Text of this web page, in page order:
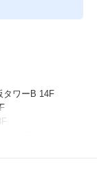
タワーB 14F